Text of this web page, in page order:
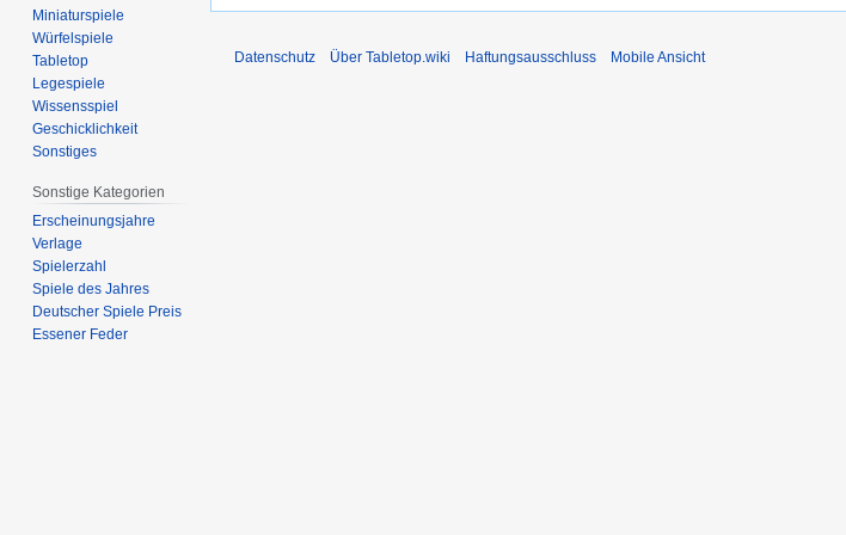
Miniaturspiele
Würfelspiele
Tabletop
Legespiele
Wissensspiel
Geschicklichkeit
Sonstiges
Sonstige Kategorien
Erscheinungsjahre
Verlage
Spielerzahl
Spiele des Jahres
Deutscher Spiele Preis
Essener Feder
Datenschutz Über Tabletop.wiki Haftungsausschluss Mobile Ansicht